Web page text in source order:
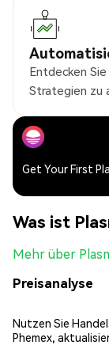
Entdecken
Strategien zu
Get Your First
Was ist
Mehr über
Preisanalyse
Nutzen Sie
Phemex,